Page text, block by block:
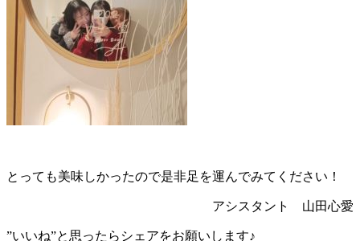
とっても美味しかったので是非足を運んでみてください！
アシスタント 山田心愛
”いいね”と思ったらシェアをお願いします♪